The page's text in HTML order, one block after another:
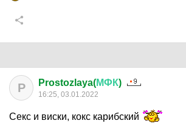
P Prostozlaya(МФК)
16:25, 03.01.2022
Секс и виски, кокс карибский